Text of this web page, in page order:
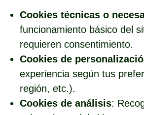
Cookies técnicas o
funcionamiento básico del
requieren consentimiento.
Cookies de
experiencia según tus
región, etc.).
Cookies de análisis: